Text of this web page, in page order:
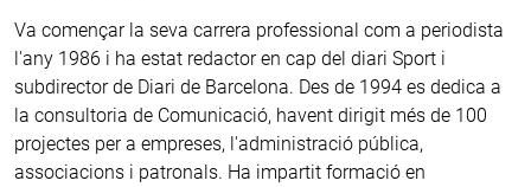
Va començar la seva carrera professional com a periodista
l'any 1986 i ha estat redactor en cap del diari Sport i
subdirector de Diari de Barcelona. Des de 1994 es dedica a
la consultoria de Comunicació, havent dirigit més de 100
projectes per a empreses, l'administració pública,
associacions i patronals. Ha impartit formació en